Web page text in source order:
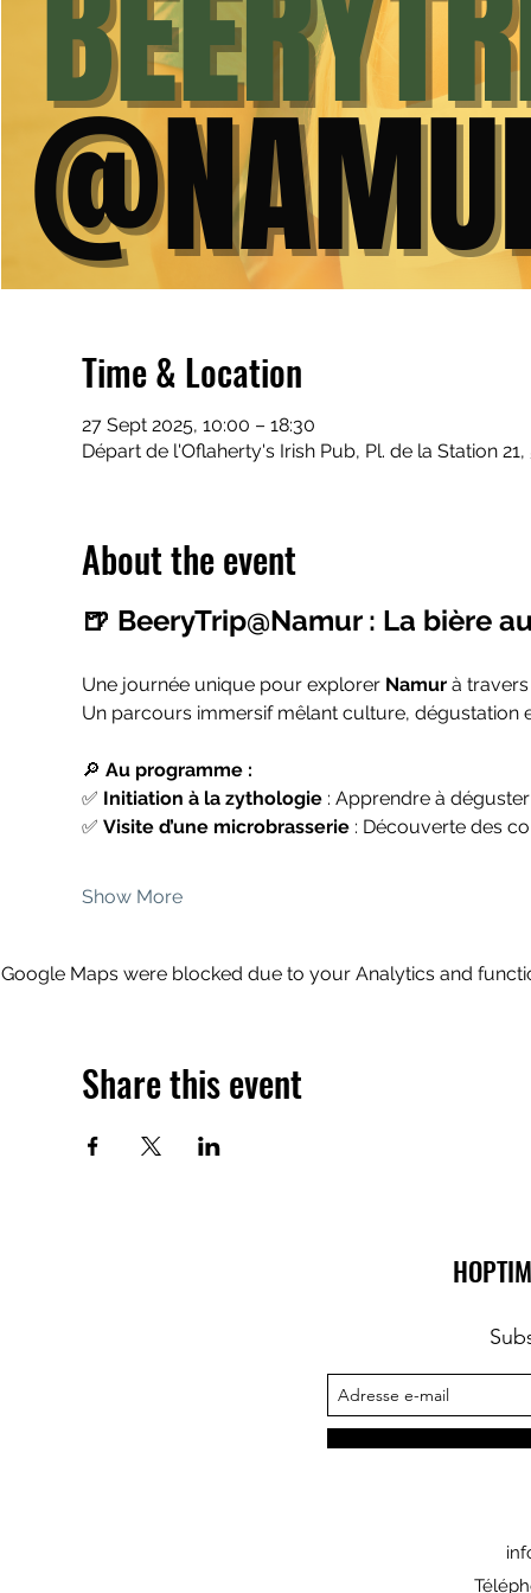
Time & Location
27 Sept 2025, 10:00 – 18:30
Départ de l'Oflaherty's Irish Pub, Pl. de la Station
About the event
🍺 BeeryTrip@Namur : La bière
Une journée unique pour explorer Namur à travers
Un parcours immersif mêlant culture, dégustation
🔎 Au programme :
✅ Initiation à la zythologie : Apprendre à
✅ Visite d’une microbrasserie : Découverte des
Show More
Google Maps were blocked due to your Analytics and
Share this event